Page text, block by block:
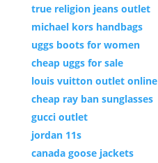
true religion jeans outlet
michael kors handbags
uggs boots for women
cheap uggs for sale
louis vuitton outlet online
cheap ray ban sunglasses
gucci outlet
jordan 11s
canada goose jackets